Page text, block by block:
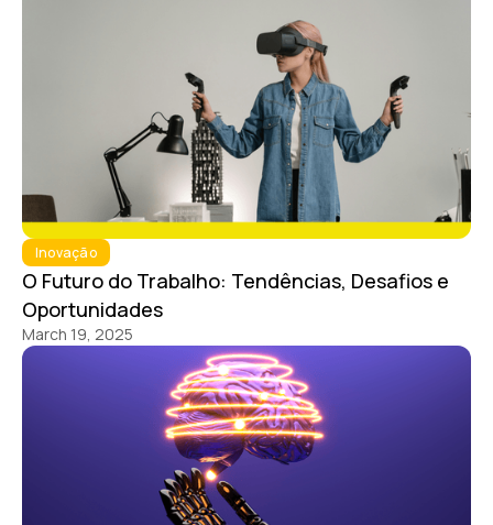
Inovação
O Futuro do Trabalho: Tendências, Desafios e
Oportunidades
March 19, 2025